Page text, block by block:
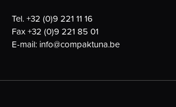
Tel.+32 (0)9 221 11 16
Fax+32 (0)9 221 85 01
E-mail: info@compaktuna.be